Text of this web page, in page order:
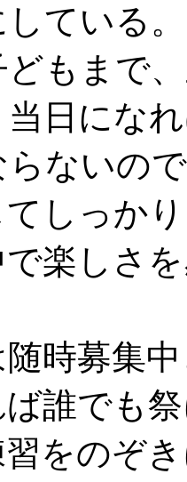
ている
もまで
日にな
ないの
しっか
で楽しさ
時募集
誰でも
をのぞ